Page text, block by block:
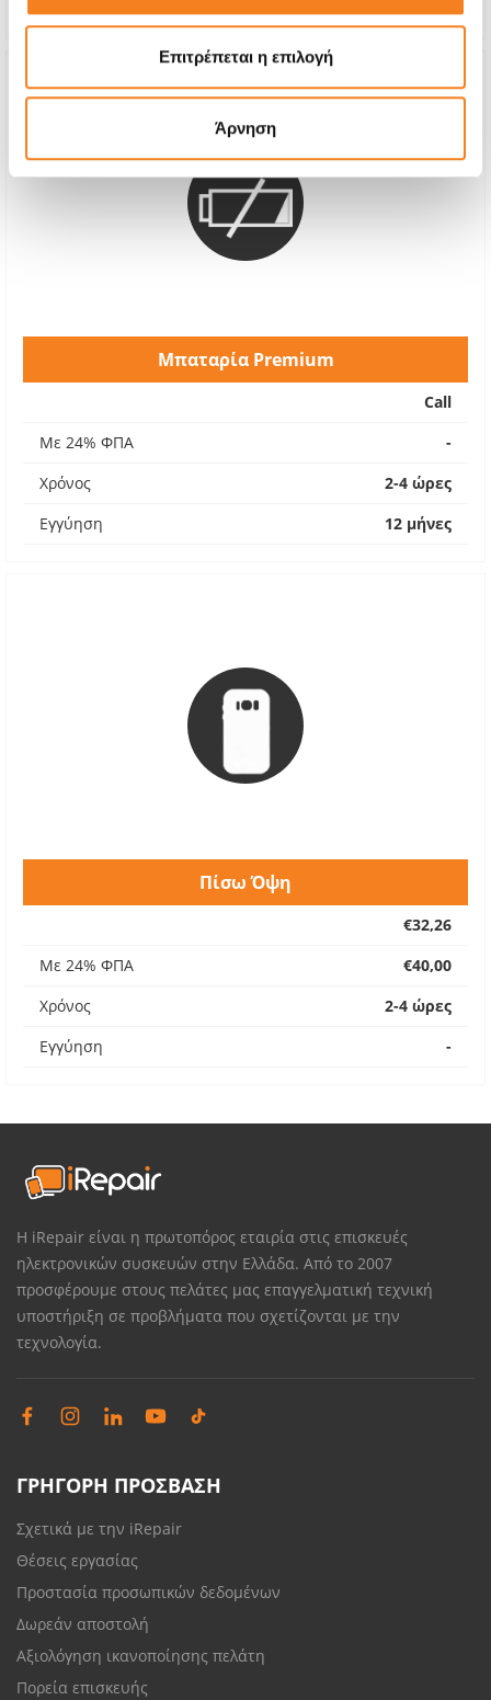
Επιτρέπεται η επιλογή
Άρνηση
Μπαταρία Premium
Call
Με 24% ΦΠΑ
-
Χρόνος
2-4 ώρες
Εγγύηση
12 μήνες
Πίσω Όψη
€32,26
Με 24% ΦΠΑ
€40,00
Χρόνος
2-4 ώρες
Εγγύηση
-
Η iRepair είναι η πρωτοπόρος εταιρία στις επισκευές
ηλεκτρονικών συσκευών στην Ελλάδα. Από το 2007
προσφέρουμε στους πελάτες μας επαγγελματική τεχνική
υποστήριξη σε προβλήματα που σχετίζονται με την
τεχνολογία.
ΓΡΗΓΟΡΗ ΠΡΟΣΒΑΣΗ
Σχετικά με την iRepair
Θέσεις εργασίας
Προστασία προσωπικών δεδομένων
Δωρεάν αποστολή
Αξιολόγηση ικανοποίησης πελάτη
Πορεία επισκευής